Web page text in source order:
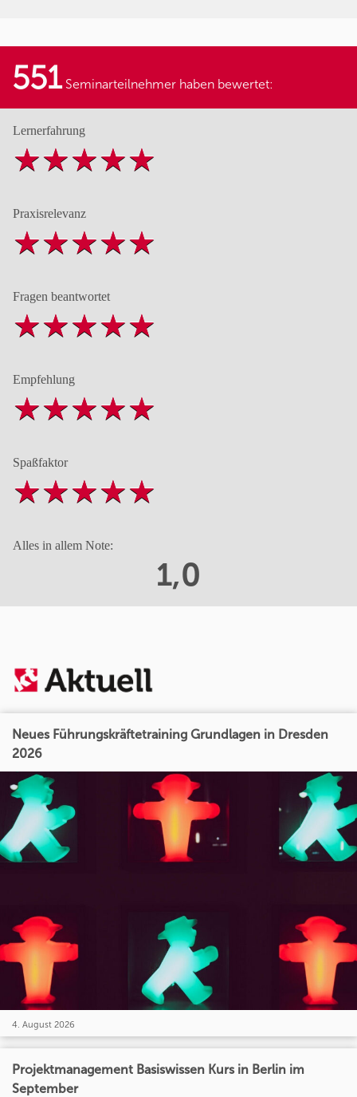
551Seminarteilnehmer haben bewertet:
Lernerfahrung
Praxisrelevanz
Fragen beantwortet
Empfehlung
Spaßfaktor
Alles in allem Note:
1,0
Neues Führungskräftetraining Grundlagen in Dresden
2026
4. August 2026
Projektmanagement Basiswissen Kurs in Berlin im
September